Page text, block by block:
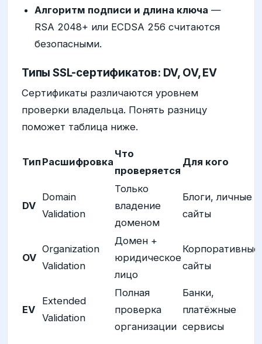
Алгоритм подписи и длина ключа —
RSA 2048+ или ECDSA 256 считаются
безопасными.
Типы SSL-сертификатов: DV, OV, EV
Сертификаты различаются уровнем
проверки владельца. Понять разницу
поможет таблица ниже.
Тип Расшифровка
Что
проверяется
Для кого
DV
Domain
Validation
Только
владение
доменом
Блоги, личные
сайты
OV
Organization
Validation
Домен +
юридическое
лицо
Корпоративные
сайты
EV
Extended
Validation
Полная
проверка
организации
Банки,
платёжные
сервисы